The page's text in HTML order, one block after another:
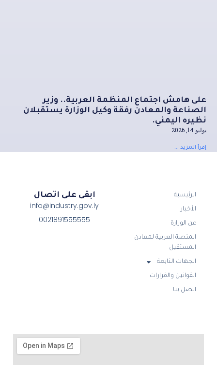
على هامش اجتماع المنظمة العربية.. وزير
الصناعة والمعادن رفقة وكيل الوزارة يستقبلان
نظيره اليمني.
يوليو 14, 2026
إقرأ المزيد ...
الرئيسية
الأخبار
عن الوزارة
المنصة العربية لمعادن
المستقبل
الجهات التابعة
القوانين والقرارات
اتصل بنا
ابقى على اتصال
info@industry.gov.ly
0021891555555